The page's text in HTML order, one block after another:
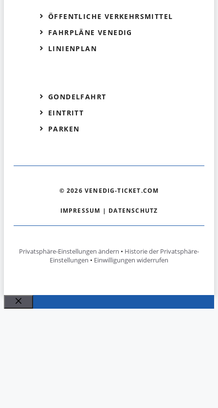
ÖFFENTLICHE VERKEHRSMITTEL
FAHRPLÄNE VENEDIG
LINIENPLAN
GONDELFAHRT
EINTRITT
PARKEN
© 2026 VENEDIG-TICKET.COM
IMPRESSUM | DATENSCHUTZ
Privatsphäre-Einstellungen ändern • Historie der Privatsphäre-
Einstellungen • Einwilligungen widerrufen
Schließen